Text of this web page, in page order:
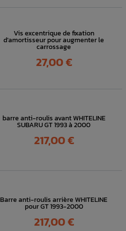
Vis excentrique de fixation
d'amortisseur pour augmenter le
carrossage
Prix
27,00 €
barre anti-roulis avant WHITELINE
SUBARU GT 1993 à 2000
Prix
217,00 €
Barre anti-roulis arrière WHITELINE
pour GT 1993-2000
Prix
217,00 €